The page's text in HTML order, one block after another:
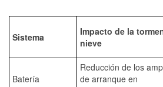
Sistema
Impacto de la
nieve
Batería
Reducción de los
de arranque en